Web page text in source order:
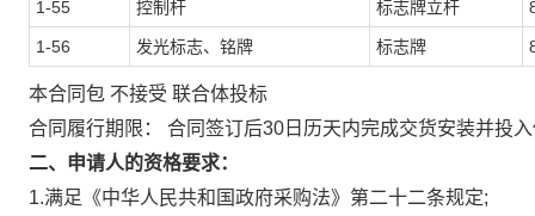
1-55 控制杆 标志牌立杆
1-56 发光标志、铭牌 标志牌
本合同包 不接受 联合体投标
合同履行期限： 合同签订后30日历天内完成交货安装并投
二、申请人的资格要求：
1.满足《中华人民共和国政府采购法》第二十二条规定;